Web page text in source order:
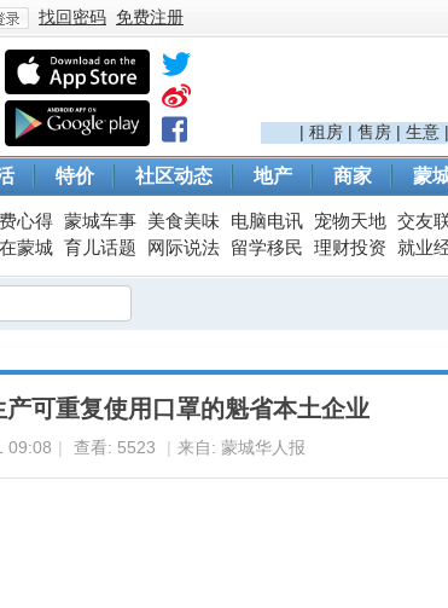
登
找回密码 免费注册
| 租房 | 售房 | 生意 |
特价 社区动态 地产 商家 蒙
心得 蒙城车事 美食美味 电脑电讯 宠物天地 交友
蒙城 育儿话题 网际说法 留学移民 理财投资 就业
可重复使用口罩的魁省本土企业
09:08 | 查看: 5523 | 来自: 蒙城华人报